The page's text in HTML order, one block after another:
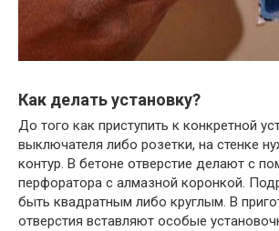
Как делать установку?
До того как приступить к конкретной
выключателя либо розетки, на стенке
контур. В бетоне отверстие делают с
перфоратора с алмазной коронкой.
быть квадратным либо круглым. В
отверстия вставляют особые